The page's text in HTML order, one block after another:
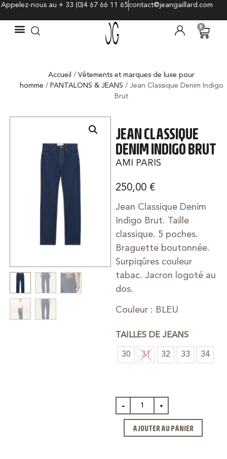
Appelez-nous au + 33 (0)4 67 66 11 65contact@jeangaillard.com
0
Accueil /Vêtements et marques de luxe pour
homme / PANTALONS & JEANS / Jean Classique Denim Indigo
Brut
JEAN CLASSIQUE
DENIM INDIGO BRUT
AMI PARIS
250,00€
Jean Classique Denim
Indigo Brut. Taille
classique. 5 poches.
Braguette boutonnée.
Surpiqûres couleur
tabac. Jacron logoté au
dos.
Couleur : BLEU
TAILLES DE JEANS
30 31 32 33 34
- +
AJOUTER AU PANIER